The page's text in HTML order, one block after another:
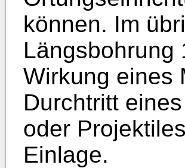
können. Im
Längsbohrung
Wirkung eines
Durchtritt
oder
Einlage.